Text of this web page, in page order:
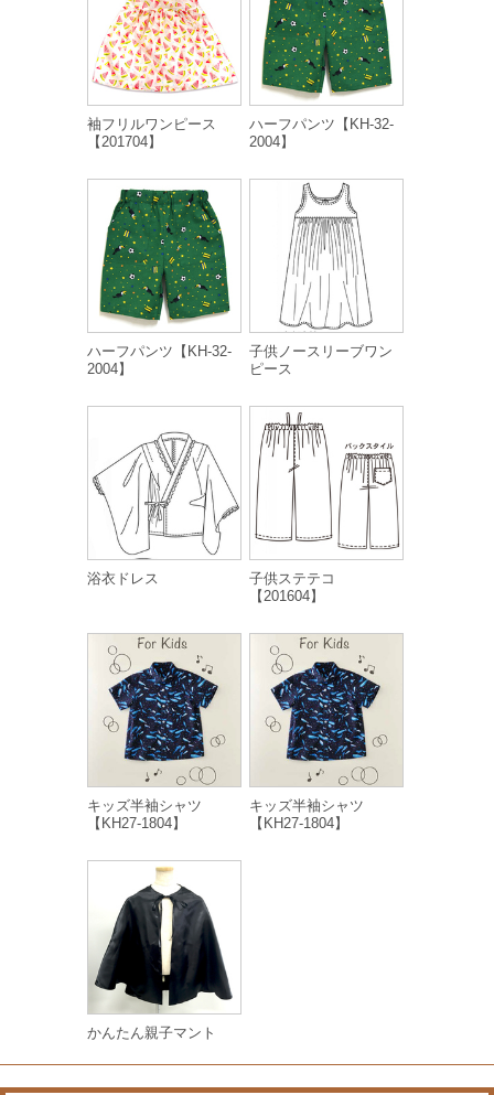
袖フリルワンピース
【201704】
ハーフパンツ【KH-32-
2004】
ハーフパンツ【KH-32-
2004】
子供ノースリーブワン
ピース
浴衣ドレス
子供ステテコ
【201604】
キッズ半袖シャツ
【KH27-1804】
キッズ半袖シャツ
【KH27-1804】
かんたん親子マント